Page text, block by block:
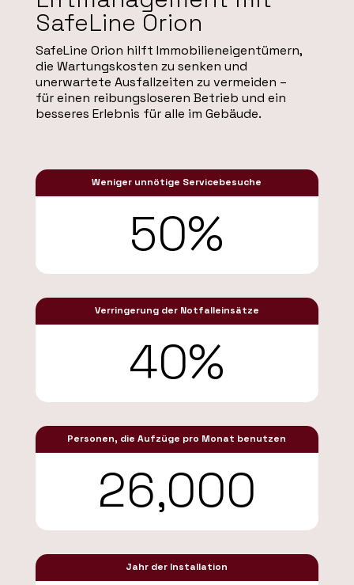
SafeLine Orion
SafeLine Orion hilft Immobilieneigentümern,
die Wartungskosten zu senken und
unerwartete Ausfallzeiten zu vermeiden –
für einen reibungsloseren Betrieb und ein
besseres Erlebnis für alle im Gebäude.
Weniger unnötige Servicebesuche
50%
Verringerung der Notfalleinsätze
40%
Personen, die Aufzüge pro Monat benutzen
26,000
Jahr der Installation